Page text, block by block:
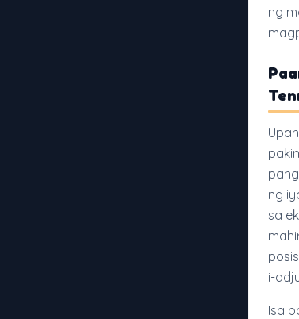
ng
ng
sa
i-
Isa